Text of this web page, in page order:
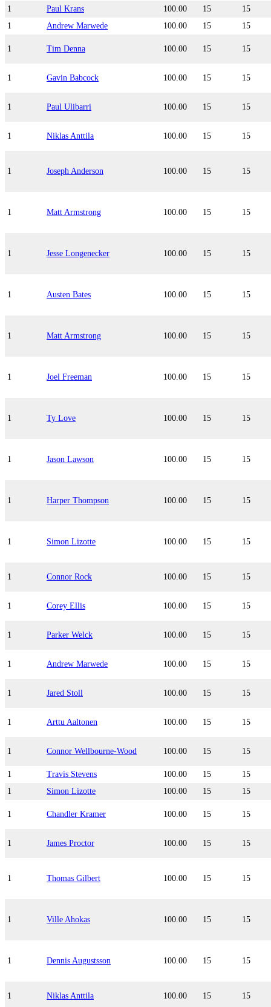
1
Paul Krans 100.00 15
15
1
Andrew Marwede 100.00 15 15
1 Tim Denna 100.00 15 15
1 Gavin Babcock 100.00 15 15
1 Paul Ulibarri 100.00 15 15
1 Niklas Anttila 100.00 15 15
1 Joseph Anderson 100.00 15 15
1 Matt Armstrong 100.00 15 15
1 Jesse Longenecker 100.00 15 15
1 Austen Bates 100.00 15 15
1 Matt Armstrong 100.00 15 15
1 Joel Freeman 100.00 15 15
1 Ty Love 100.00 15 15
1 Jason Lawson 100.00 15 15
1 Harper Thompson 100.00 15 15
1 Simon Lizotte 100.00 15 15
1 Connor Rock 100.00 15 15
1 Corey Ellis 100.00 15 15
1 Parker Welck 100.00 15 15
1 Andrew Marwede 100.00 15 15
1 Jared Stoll 100.00 15 15
1 Arttu Aaltonen 100.00 15 15
1 Connor Wellbourne-Wood 100.00 15 15
1 Travis Stevens 100.00 15
15
1
Simon Lizotte 100.00 15 15
1 Chandler Kramer 100.00 15 15
1 James Proctor 100.00 15 15
1 Thomas Gilbert 100.00 15 15
1 Ville Ahokas 100.00 15 15
1 Dennis Augustsson 100.00 15 15
1 Niklas Anttila 100.00 15 15